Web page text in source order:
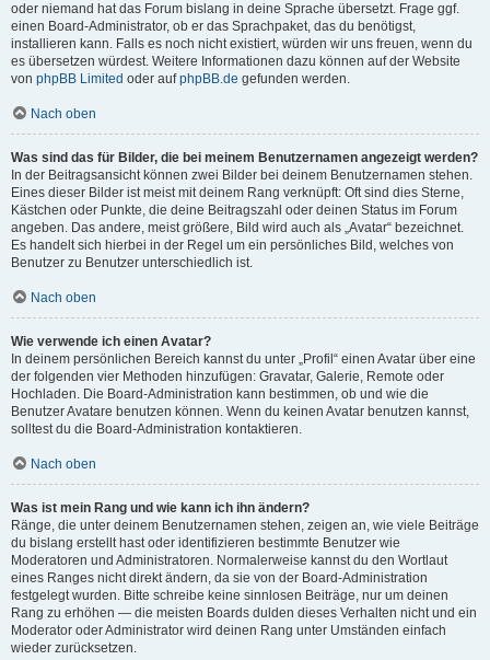
oder niemand hat das Forum bislang in deine Sprache übersetzt. Frage ggf.
einen Board-Administrator, ob er das Sprachpaket, das du benötigst,
installieren kann. Falls es noch nicht existiert, würden wir uns freuen, wenn du
es übersetzen würdest. Weitere Informationen dazu können auf der Website
von phpBB Limited oder aufphpBB.de gefunden werden.
Nach oben
Was sind das für Bilder, die bei meinem Benutzernamen angezeigt werden?
In der Beitragsansicht können zwei Bilder bei deinem Benutzernamen stehen.
Eines dieser Bilder ist meist mit deinem Rang verknüpft: Oft sind dies Sterne,
Kästchen oder Punkte, die deine Beitragszahl oder deinen Status im Forum
angeben. Das andere, meist größere, Bild wird auch als „Avatar“ bezeichnet.
Es handelt sich hierbei in der Regel um ein persönliches Bild, welches von
Benutzer zu Benutzer unterschiedlich ist.
Nach oben
Wie verwende ich einen Avatar?
In deinem persönlichen Bereich kannst du unter „Profil“ einen Avatar über eine
der folgenden vier Methoden hinzufügen: Gravatar, Galerie, Remote oder
Hochladen. Die Board-Administration kann bestimmen, ob und wie die
Benutzer Avatare benutzen können. Wenn du keinen Avatar benutzen kannst,
solltest du die Board-Administration kontaktieren.
Nach oben
Was ist mein Rang und wie kann ich ihn ändern?
Ränge, die unter deinem Benutzernamen stehen, zeigen an, wie viele Beiträge
du bislang erstellt hast oder identifizieren bestimmte Benutzer wie
Moderatoren und Administratoren. Normalerweise kannst du den Wortlaut
eines Ranges nicht direkt ändern, da sie von der Board-Administration
festgelegt wurden. Bitte schreibe keine sinnlosen Beiträge, nur um deinen
Rang zu erhöhen — die meisten Boards dulden dieses Verhalten nicht und ein
Moderator oder Administrator wird deinen Rang unter Umständen einfach
wieder zurücksetzen.